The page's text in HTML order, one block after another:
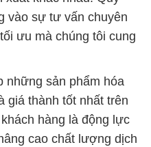
vào sự tư vấn chuyên
ưu mà chúng tôi cung
những sản phẩm hóa
giá thành tốt nhất trên
hàng là động lực
cao chất lượng dịch